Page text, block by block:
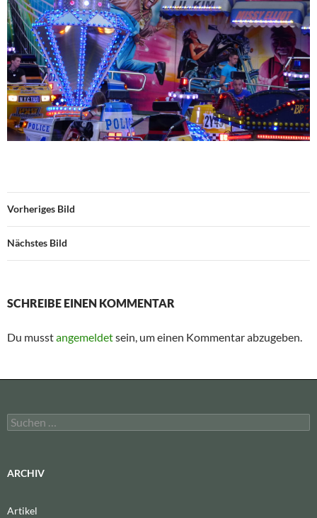
Vorheriges Bild
Nächstes Bild
SCHREIBE EINEN KOMMENTAR
Du musstangemeldetsein, um einen Kommentar abzugeben.
Suchen
nach:
ARCHIV
Artikel